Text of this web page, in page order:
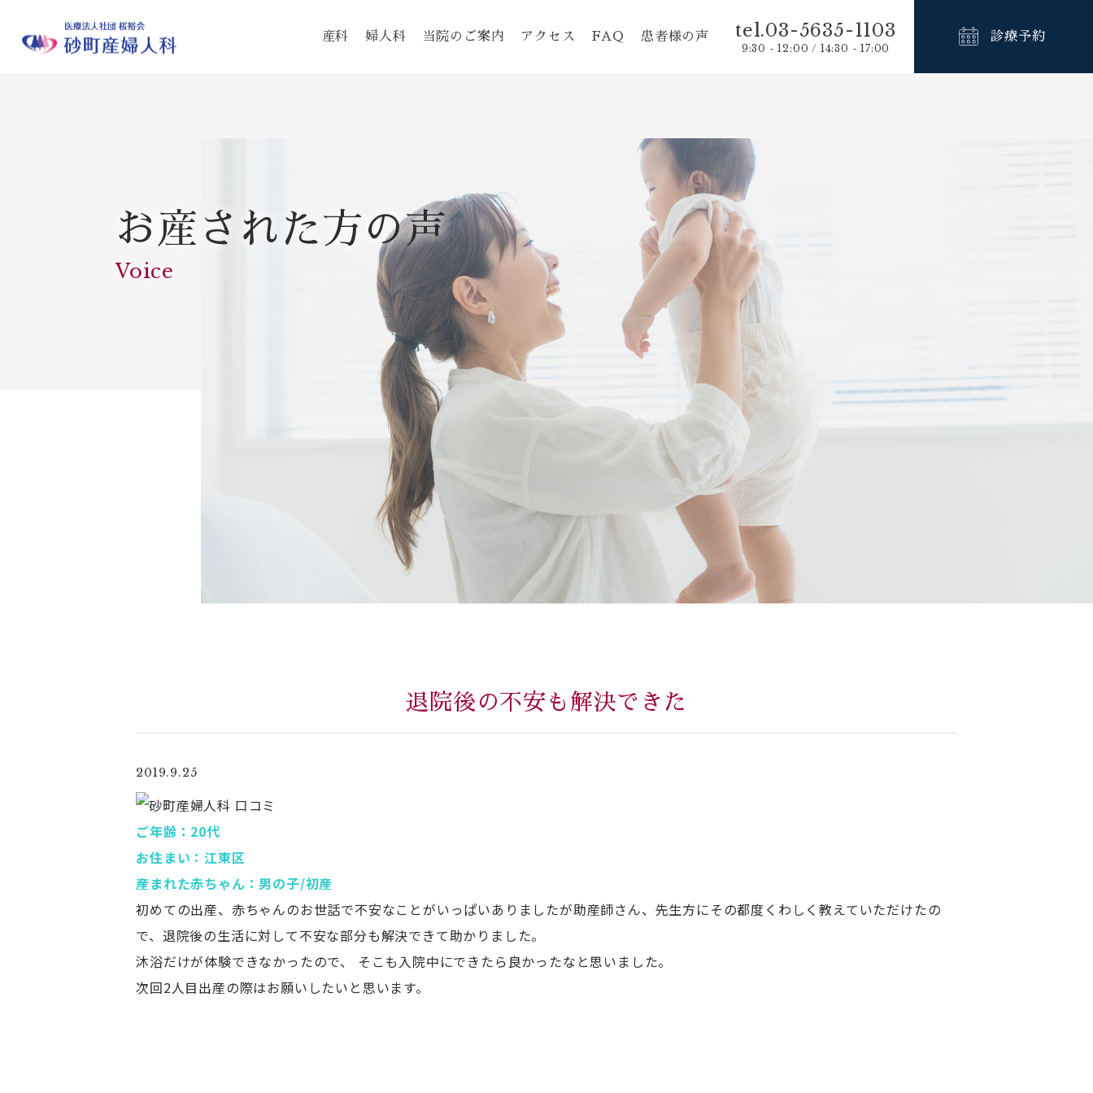
産科 婦人科 当院のご案内 アクセス FAQ 患者様の声 tel.03-5635-1103
9:30 - 12:00 / 14:30 - 17:00
診療予約
お産された方の声
Voice
退院後の不安も解決できた
2019.9.25
ご年齢：20代
お住まい：江東区
産まれた赤ちゃん：男の子/初産
初めての出産、赤ちゃんのお世話で不安なことがいっぱいありましたが助産師さん、先生方にその都度くわしく教えていただけたの
で、退院後の生活に対して不安な部分も解決できて助かりました。
沐浴だけが体験できなかったので、 そこも入院中にできたら良かったなと思いました。
次回2人目出産の際はお願いしたいと思います。